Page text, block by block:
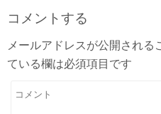
コメントする
メールアドレスが公開される
ている欄は必須項目です